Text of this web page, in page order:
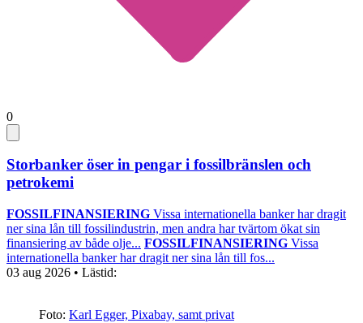
0
Storbanker öser in pengar i fossilbränslen och
petrokemi
FOSSILFINANSIERING Vissa internationella banker har dragit
ner sina lån till fossilindustrin, men andra har tvärtom ökat sin
finansiering av både olje... FOSSILFINANSIERING Vissa
internationella banker har dragit ner sina lån till fos...
03 aug 2026 • Lästid:
Foto: Karl Egger, Pixabay, samt privat